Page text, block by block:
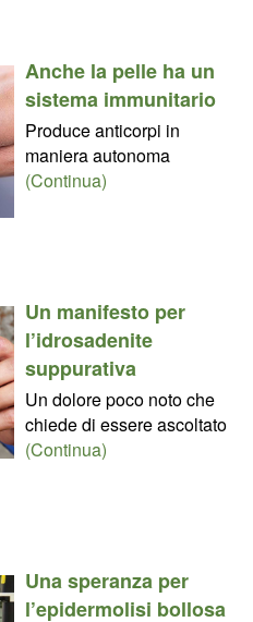
Anche la pelle ha un
sistema immunitario
Produce anticorpi in
maniera autonoma
(Continua)
Un manifesto per
l’idrosadenite
suppurativa
Un dolore poco noto che
chiede di essere ascoltato
(Continua)
Una speranza per
l’epidermolisi bollosa